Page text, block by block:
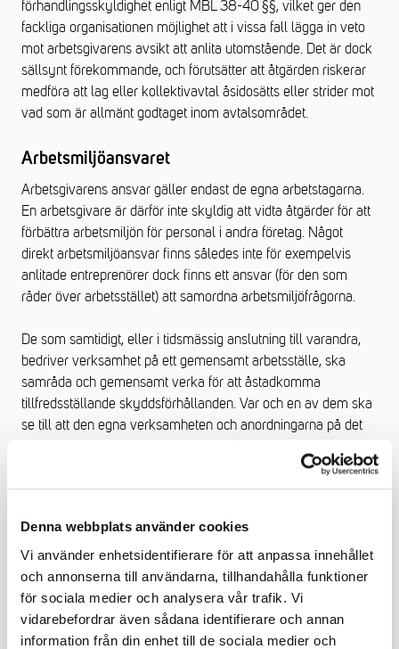
Denna webbplats använder cookies
Vi använder enhetsidentifierare för att anpassa innehållet
och annonserna till användarna, tillhandahålla funktioner
för sociala medier och analysera vår trafik. Vi
vidarebefordrar även sådana identifierare och annan
information från din enhet till de sociala medier och
förhandlingsskyldighet enligt MBL 38-40 §§, vilket ger den
fackliga organisationen möjlighet att i vissa fall lägga in veto
mot arbetsgivarens avsikt att anlita utomstående. Det är dock
sällsynt förekommande, och förutsätter att åtgärden riskerar
medföra att lag eller kollektivavtal åsidosätts eller strider mot
vad som är allmänt godtaget inom avtalsområdet.
Arbetsmiljöansvaret
Arbetsgivarens ansvar gäller endast de egna arbetstagarna.
En arbetsgivare är därför inte skyldig att vidta åtgärder för att
förbättra arbetsmiljön för personal i andra företag. Något
direkt arbetsmiljöansvar finns således inte för exempelvis
anlitade entreprenörer dock finns ett ansvar (för den som
råder över arbetsstället) att samordna arbetsmiljöfrågorna.
De som samtidigt, eller i tidsmässig anslutning till varandra,
bedriver verksamhet på ett gemensamt arbetsställe, ska
samråda och gemensamt verka för att åstadkomma
tillfredsställande skyddsförhållanden. Var och en av dem ska
se till att den egna verksamheten och anordningarna på det
där utsätts för risk för ohälsa eller olycksfall. De som bedriver
verksamhet eller arbetar på det gemensamma arbetsstället
fråga om byggnads- eller anläggningsarbete och från den
som är ansvarig för samordningen av arbetsmiljöfrågor på det
fasta arbetsstället i övriga fall.
Särskilda regler gäller vid bygg- och
anläggningsverksamhet.